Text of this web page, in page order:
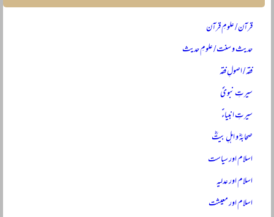
قرآن / علومِ قرآن
حدیث و سنت / علومِ حدیث
فقہ / اصولِ فقہ
سیرتِ نبویؐ
سیرتِ انبیاءؑ
صحابہؓ و اہلِ بیتؓ
اسلام اور سیاست
اسلام اور عدلیہ
اسلام اور معیشت